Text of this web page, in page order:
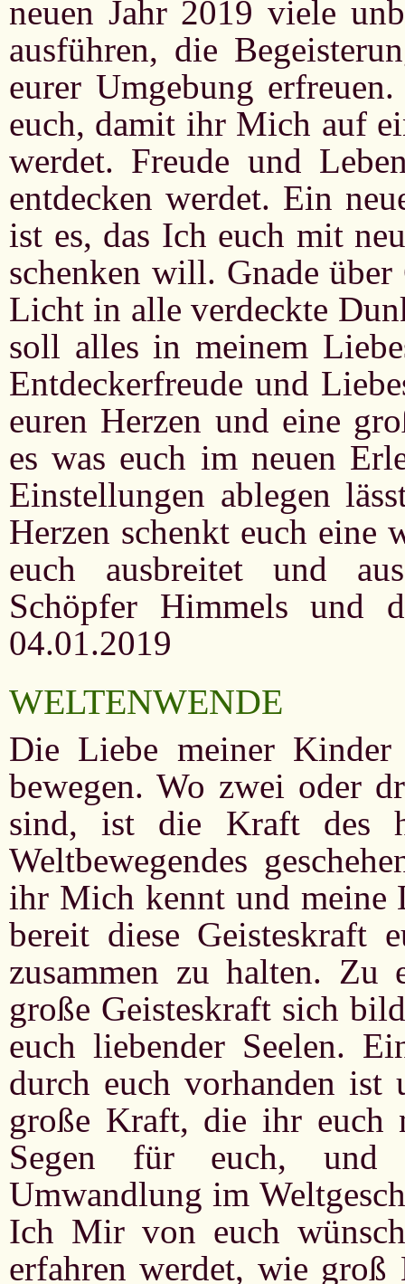
neuen Jahr 2019 viele
ausführen, die
eurer Umgebung
euch, damit ihr Mich auf
werdet. Freude und
entdecken werdet. Ein
ist es, das Ich euch mit
schenken will. Gnade
Licht in alle verdeckte
soll alles in meinem
Entdeckerfreude und
euren Herzen und eine
es was euch im neuen
Einstellungen ablegen
Herzen schenkt euch eine
euch ausbreitet und
Schöpfer Himmels und
04.01.2019
WELTENWENDE
Die Liebe meiner Kinder
bewegen. Wo zwei oder
sind, ist die Kraft des
Weltbewegendes
ihr Mich kennt und meine
bereit diese Geisteskraft
zusammen zu halten. Zu
große Geisteskraft sich
euch liebender Seelen.
durch euch vorhanden ist
große Kraft, die ihr euch
Segen für euch, und
Umwandlung im
Ich Mir von euch
erfahren werdet, wie